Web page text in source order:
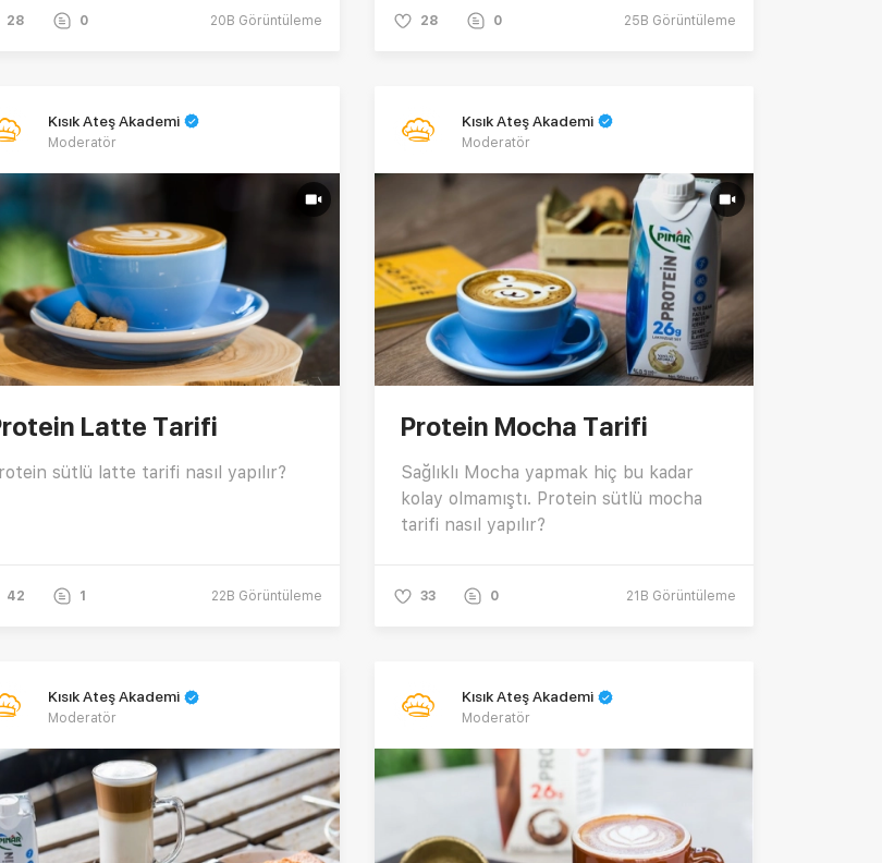
28 0 20B Görüntüleme 28 0 25B Görüntüleme
Kısık Ateş Akademi
Moderatör
Latte Tarifi
sütlü latte tarifi nasıl yapılır?
42 1 22B Görüntüleme
Kısık Ateş Akademi
Moderatör
Protein Mocha Tarifi
Sağlıklı Mocha yapmak hiç bu kadar
kolay olmamıştı. Protein sütlü mocha
tarifi nasıl yapılır?
33 0 21B Görüntüleme
Kısık Ateş Akademi
Moderatör
Kısık Ateş Akademi
Moderatör